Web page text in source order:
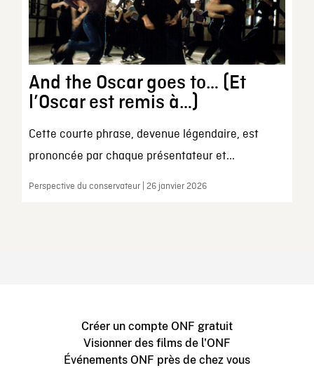
And the Oscar goes to… (Et
l’Oscar est remis à…)
Cette courte phrase, devenue légendaire, est
prononcée par chaque présentateur et...
Perspective du conservateur | 26 janvier 2026
Créer un compte ONF gratuit
Visionner des films de l'ONF
Événements ONF près de chez vous